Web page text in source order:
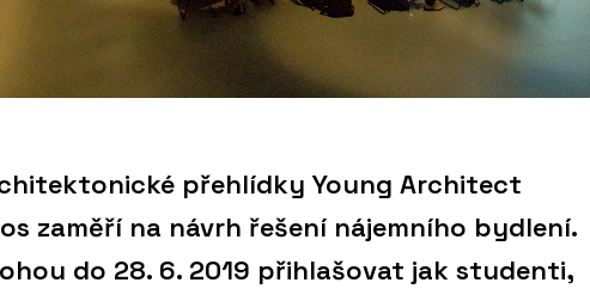
přehlídky Young Architect
zaměří na návrh řešení nájemního bydlení.
do 28. 6. 2019 přihlašovat jak studenti,